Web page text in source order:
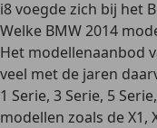
i8 voegde zich bij het
Welke BMW 2014
Het modellenaanbod
veel met de jaren
1 Serie, 3 Serie, 5
modellen zoals de X1,